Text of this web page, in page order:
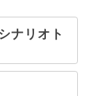
ナリオト